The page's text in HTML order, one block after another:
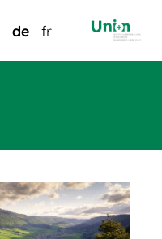
de fr